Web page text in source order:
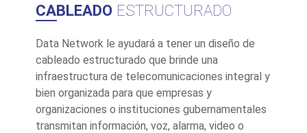
CABLEADO ESTRUCTURADO
Data Network le ayudará a tener un diseño de
cableado estructurado que brinde una
infraestructura de telecomunicaciones integral y
bien organizada para que empresas y
organizaciones o instituciones gubernamentales
transmitan información, voz, alarma, video o